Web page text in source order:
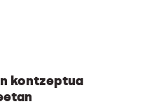
kontzeptua